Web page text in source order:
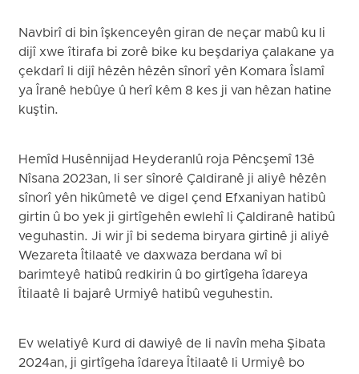
Navbirî di bin îşkenceyên giran de neçar mabû ku li
dijî xwe îtirafa bi zorê bike ku beşdariya çalakane ya
çekdarî li dijî hêzên hêzên sînorî yên Komara Îslamî
ya Îranê hebûye û herî kêm 8 kes ji van hêzan hatine
kuştin.
Hemîd Husênnijad Heyderanlû roja Pêncşemî 13ê
Nîsana 2023an, li ser sînorê Çaldiranê ji aliyê hêzên
sînorî yên hikûmetê ve digel çend Efxaniyan hatibû
girtin û bo yek ji girtîgehên ewlehî li Çaldiranê hatibû
veguhastin. Ji wir jî bi sedema biryara girtinê ji aliyê
Wezareta Îtilaatê ve daxwaza berdana wî bi
barimteyê hatibû redkirin û bo girtîgeha îdareya
Îtilaatê li bajarê Urmiyê hatibû veguhestin.
Ev welatiyê Kurd di dawiyê de li navîn meha Şibata
2024an, ji girtîgeha îdareya Îtilaatê li Urmiyê bo